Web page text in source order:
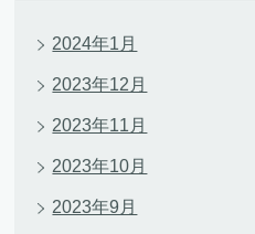
2024年1月
2023年12月
2023年11月
2023年10月
2023年9月